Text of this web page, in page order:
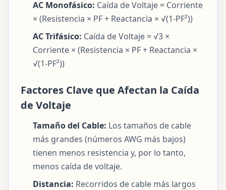
AC Monofásico: Caída de Voltaje = Corriente
× (Resistencia × PF + Reactancia × √(1-PF²))
AC Trifásico: Caída de Voltaje = √3 ×
Corriente × (Resistencia × PF + Reactancia ×
√(1-PF²))
Factores Clave que Afectan la Caída
de Voltaje
Tamaño del Cable: Los tamaños de cable
más grandes (números AWG más bajos)
tienen menos resistencia y, por lo tanto,
menos caída de voltaje.
Distancia: Recorridos de cable más largos